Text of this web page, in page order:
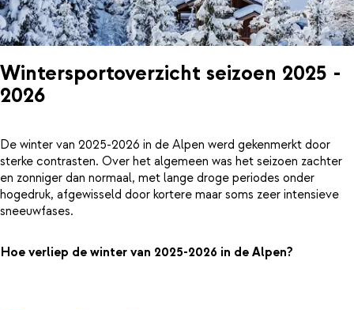
Wintersportoverzicht seizoen 2025 -
2026
De winter van 2025-2026 in de Alpen werd gekenmerkt door
sterke contrasten. Over het algemeen was het seizoen zachter
en zonniger dan normaal, met lange droge periodes onder
hogedruk, afgewisseld door kortere maar soms zeer intensieve
sneeuwfases.
Hoe verliep de winter van 2025-2026 in de Alpen?